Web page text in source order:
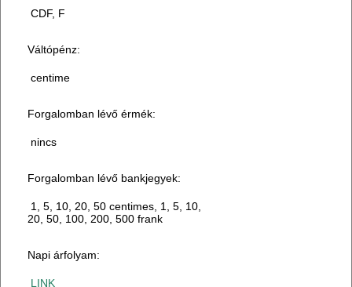
CDF, F
Váltópénz:
centime
Forgalomban lévő érmék:
nincs
Forgalomban lévő bankjegyek:
1, 5, 10, 20, 50 centimes, 1, 5, 10,
20, 50, 100, 200, 500 frank
Napi árfolyam:
LINK